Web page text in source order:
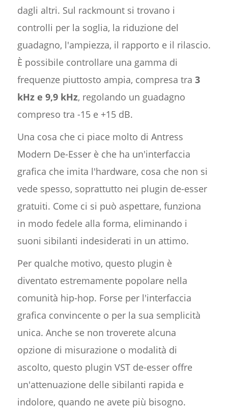
dagli altri. Sul rackmount si trovano i
controlli per la soglia, la riduzione del
guadagno, l'ampiezza, il rapporto e il rilascio.
È possibile controllare una gamma di
frequenze piuttosto ampia, compresa tra 3
kHz e 9,9 kHz, regolando un guadagno
compreso tra -15 e +15 dB.
Una cosa che ci piace molto di Antress
Modern De-Esser è che ha un'interfaccia
grafica che imita l'hardware, cosa che non si
vede spesso, soprattutto nei plugin de-esser
gratuiti. Come ci si può aspettare, funziona
in modo fedele alla forma, eliminando i
suoni sibilanti indesiderati in un attimo.
Per qualche motivo, questo plugin è
diventato estremamente popolare nella
comunità hip-hop. Forse per l'interfaccia
grafica convincente o per la sua semplicità
unica. Anche se non troverete alcuna
opzione di misurazione o modalità di
ascolto, questo plugin VST de-esser offre
un'attenuazione delle sibilanti rapida e
indolore, quando ne avete più bisogno.